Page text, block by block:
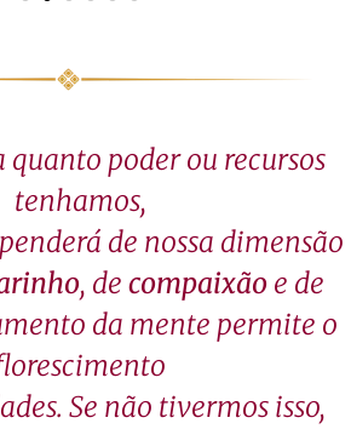
quanto poder ou recursos
tenhamos,
de nossa dimensão
, de compaixão e de
da mente permite o
Se não tivermos isso,